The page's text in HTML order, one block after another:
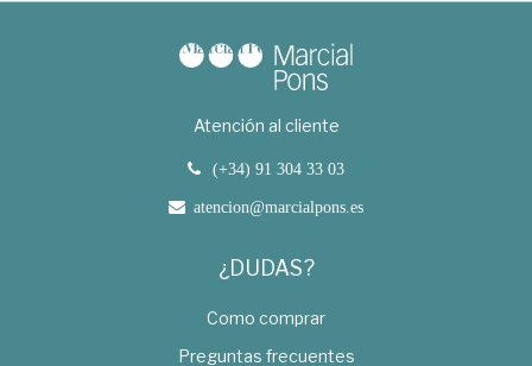
Atención al cliente
(+34) 91 304 33 03
atencion@marcialpons.es
¿DUDAS?
Como comprar
Preguntas frecuentes